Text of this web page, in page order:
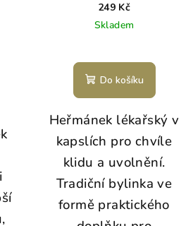
249 Kč
Skladem
Do košíku
Heřmánek lékařský v
kapslích pro chvíle
klidu a uvolnění.
Tradiční bylinka ve
formě praktického